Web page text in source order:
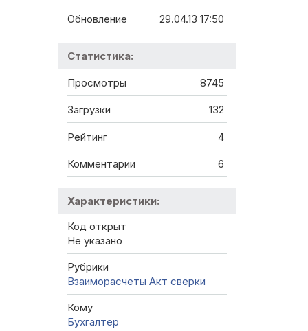
Обновление 29.04.13 17:50
Статистика:
Просмотры 8745
Загрузки 132
Рейтинг 4
Комментарии 6
Характеристики:
Код открыт
Не указано
Рубрики
Взаиморасчеты Акт сверки
Кому
Бухгалтер